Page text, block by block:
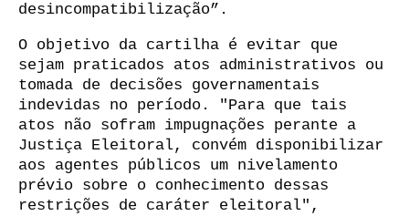
desincompatibilização”.
O objetivo da cartilha é evitar que
sejam praticados atos administrativos ou
tomada de decisões governamentais
indevidas no período. "Para que tais
atos não sofram impugnações perante a
Justiça Eleitoral, convém disponibilizar
aos agentes públicos um nivelamento
prévio sobre o conhecimento dessas
restrições de caráter eleitoral",